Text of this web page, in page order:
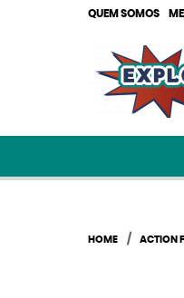
QUEM SOMOS
HOME ACTION